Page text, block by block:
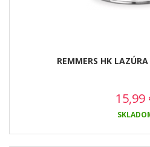
REMMERS HK
15,99